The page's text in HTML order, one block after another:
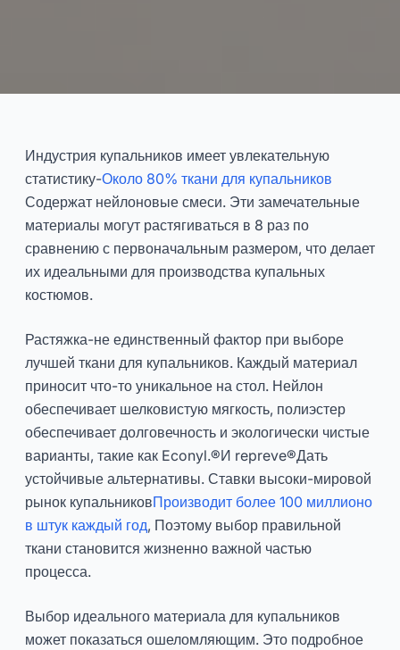
руководство дизайнера
2025-03 Даю
Консультироваться Сейчас
Индустрия купальников имеет увлекательную
статистику-Около 80% ткани для купальников
Содержат нейлоновые смеси. Эти замечательные
материалы могут растягиваться в 8 раз по
сравнению с первоначальным размером, что делает
их идеальными для производства купальных
костюмов.
Растяжка-не единственный фактор при выборе
лучшей ткани для купальников. Каждый материал
приносит что-то уникальное на стол. Нейлон
обеспечивает шелковистую мягкость, полиэстер
обеспечивает долговечность и экологически чистые
варианты, такие как Econyl.®И repreve®Дать
устойчивые альтернативы. Ставки высоки-мировой
рынок купальниковПроизводит более 100 миллионо
в штук каждый год, Поэтому выбор правильной
ткани становится жизненно важной частью
процесса.
Выбор идеального материала для купальников
может показаться ошеломляющим. Это подробное